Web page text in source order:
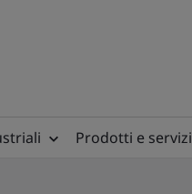
Prodotti e servizi